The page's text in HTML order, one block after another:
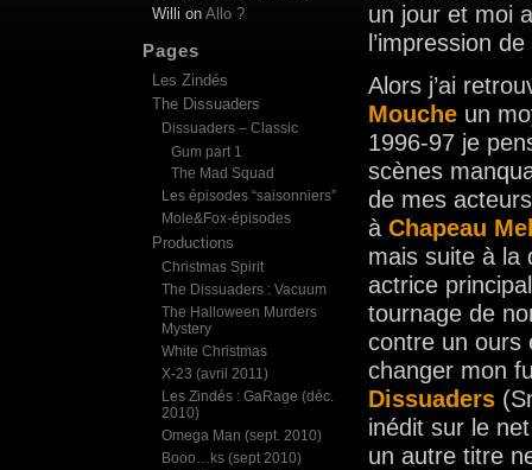
un jour et moi
l’impression
Alors j’ai
Mouche un
1996-97 je
scènes
de mes
à Chapeau
mais suite à la
actrice
tournage de
contre un ours
changer mon
Dissuaders
inédit sur le
un autre titre
Willi on Allo ?
Pages
Les Zindés
The Dissuaders
Dissuaders – Classic
Gum part 1
The Mad Squad
Les épisodes “saisonniers”
Mole&Fox-épisodes
Productions
Christmas Spirit
The Dissuaders : Vacuum
The Halloween Murders
Mystery
White Christmas
X-23 (avril 2011)
Les Zindés : GaRage (déc.
2010)
Omega Man (sept. 2010)
Booo…ks (sept 2010)